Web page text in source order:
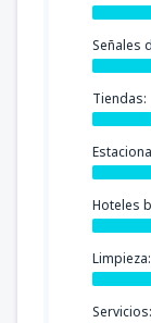
Señales
Tiendas:
Hoteles
Limpieza:
Servicios: